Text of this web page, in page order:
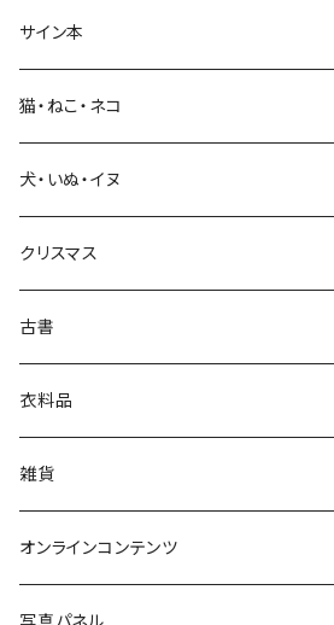
生活・暮らし
芸術・絵画・写真
絵本・児童書
娯楽・エンターテインメント
サイン本
猫・ねこ・ネコ
犬・いぬ・イヌ
クリスマス
古書
古書セット
美術
衣料品
POLEWARDS
Tシャツ
雑貨
バッグ
ブックカバー
オンラインコンテンツ
冒険クロストーク
写真パネル